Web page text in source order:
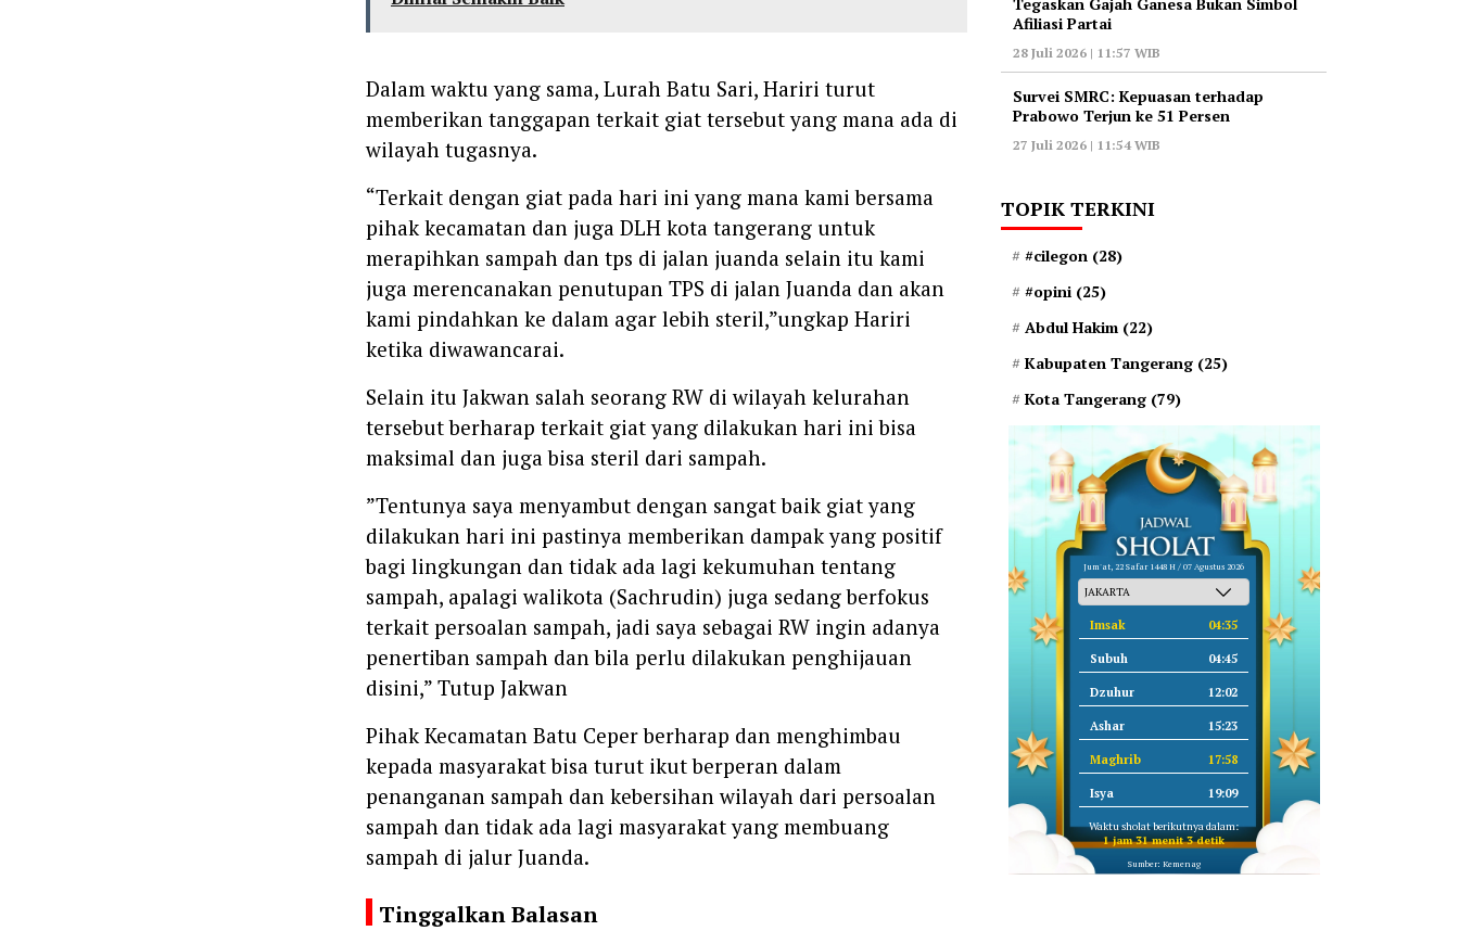
‎Dalam waktu yang sama, Lurah Batu Sari, Hariri turut
memberikan tanggapan terkait giat tersebut yang mana ada di
wilayah tugasnya.
‎‎“Terkait dengan giat pada hari ini yang mana kami bersama
pihak kecamatan dan juga DLH kota tangerang untuk
merapihkan sampah dan tps di jalan juanda selain itu kami
juga merencanakan penutupan TPS di jalan Juanda dan akan
kami pindahkan ke dalam agar lebih steril,”ungkap Hariri
ketika diwawancarai.
‎‎Selain itu Jakwan salah seorang RW di wilayah kelurahan
tersebut berharap terkait giat yang dilakukan hari ini bisa
maksimal dan juga bisa steril dari sampah.
‎”Tentunya saya menyambut dengan sangat baik giat yang
dilakukan hari ini pastinya memberikan dampak yang positif
bagi lingkungan dan tidak ada lagi kekumuhan tentang
sampah, apalagi walikota (Sachrudin) juga sedang berfokus
terkait persoalan sampah, jadi saya sebagai RW ingin adanya
penertiban sampah dan bila perlu dilakukan penghijauan
disini,” Tutup Jakwan
‎‎Pihak Kecamatan Batu Ceper berharap dan menghimbau
kepada masyarakat bisa turut ikut berperan dalam
penanganan sampah dan kebersihan wilayah dari persoalan
sampah dan tidak ada lagi masyarakat yang membuang
sampah di jalur Juanda.
Tinggalkan Balasan
Afiliasi Partai
28 Juli 2026 | 11:57 WIB
‎Survei SMRC: Kepuasan terhadap
Prabowo Terjun ke 51 Persen
27 Juli 2026 | 11:54 WIB
TOPIK TERKINI
#cilegon (28)
#opini (25)
Abdul Hakim (22)
Kabupaten Tangerang (25)
Kota Tangerang (79)
Jum'at, 22 Safar 1448 H / 07 Agustus 2026
Imsak 04:35
Subuh 04:45
Dzuhur 12:02
Ashar 15:23
Maghrib 17:58
Isya 19:09
Waktu sholat berikutnya dalam:
1 jam 31 menit 2 detik
Sumber: Kemenag